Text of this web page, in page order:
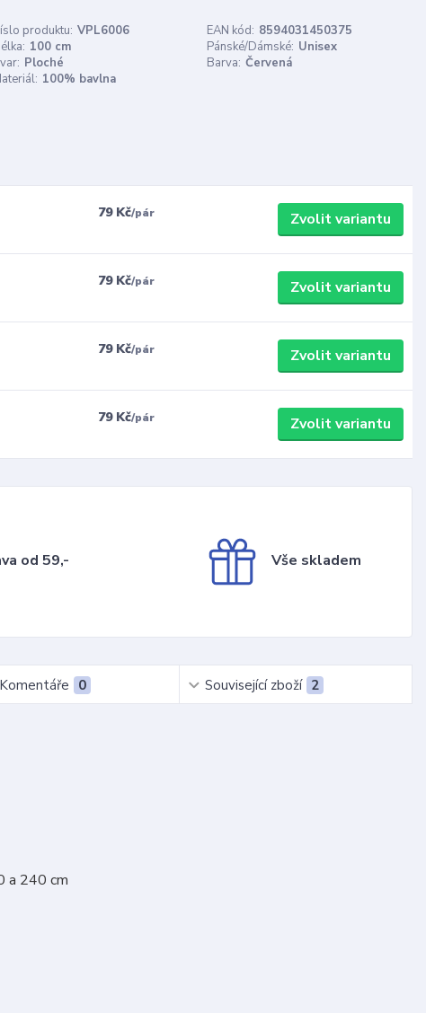
produktu: VPL6006 EAN kód: 8594031450375
100 cm Pánské/Dámské: Unisex
Ploché Barva: Červená
100% bavlna
79 Kč/pár Zvolit variantu
79 Kč/pár Zvolit variantu
79 Kč/pár Zvolit variantu
79 Kč/pár Zvolit variantu
od 59,- Vše skladem
Komentáře 0 Související zboží 2
a 240 cm